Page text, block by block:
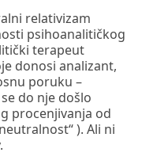
relativizam
psihoanalitičkog
terapeut
donosi analizant,
poruku –
do nje došlo
procenjivanja od
). Ali ni